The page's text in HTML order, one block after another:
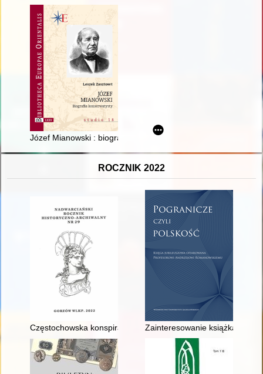
Józef Mianowski : biografia konserwatysty
ROCZNIK 2022
Częstochowska konspiracja gorzowskich Lapisów
Zainteresowanie książką w